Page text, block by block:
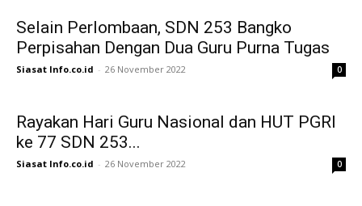
Selain Perlombaan, SDN 253 Bangko
Perpisahan Dengan Dua Guru Purna Tugas
Siasat Info.co.id - 26 November 2022 0
Rayakan Hari Guru Nasional dan HUT PGRI
ke 77 SDN 253...
Siasat Info.co.id - 26 November 2022 0